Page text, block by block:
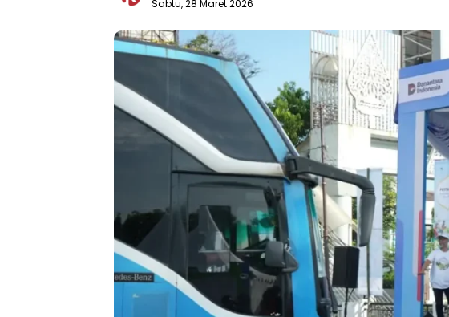
Sabtu, 28 Maret 2026